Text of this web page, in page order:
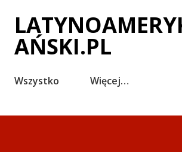
Przejdź do głównej
AŃSKI.PL
Wszystko Więcej…